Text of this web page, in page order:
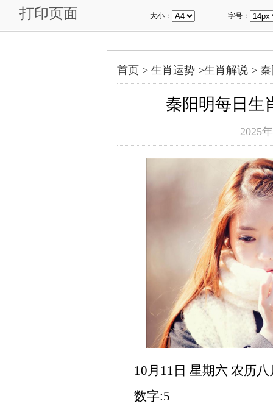
打印页面 大小： 字号：
首页 > 生肖运势 >生肖解说 >
秦阳明每日生
2025
10月11日 星期六 农历
数字:5